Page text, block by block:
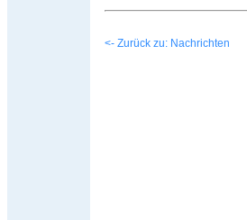
<- Zurück zu: Nachrichten